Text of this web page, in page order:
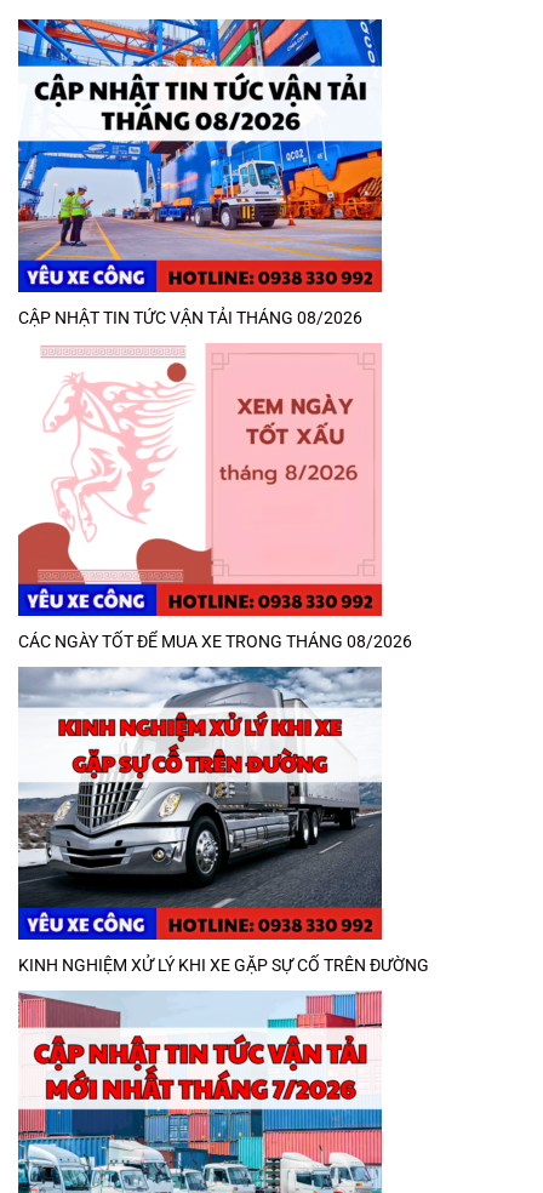
CẬP NHẬT TIN TỨC VẬN TẢI THÁNG 08/2026
CÁC NGÀY TỐT ĐỂ MUA XE TRONG THÁNG 08/2026
KINH NGHIỆM XỬ LÝ KHI XE GẶP SỰ CỐ TRÊN ĐƯỜNG